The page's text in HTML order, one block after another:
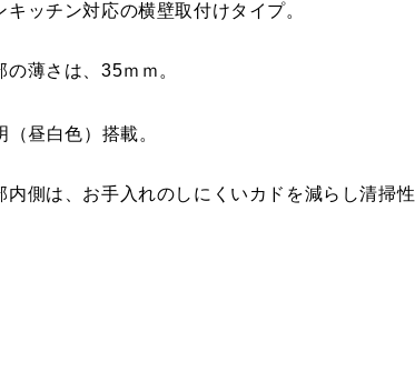
D5565 SI
D5565 SBK
D6575 BK ¥15,510（税抜価格 ￥
キッチン対応の横壁取付けタイプ。
の薄さは、35ｍｍ。
（昼白色）搭載。
内側は、お手入れのしにくいカドを減らし清掃性